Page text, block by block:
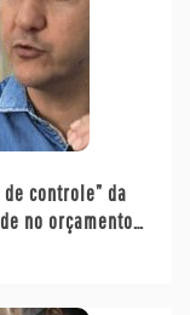
de controle” da
no orçamento…